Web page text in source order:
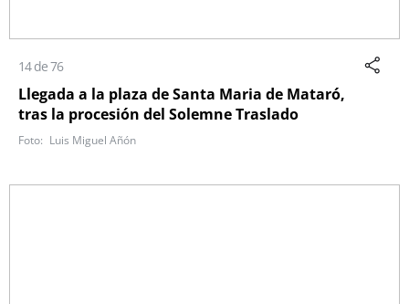
14 de 76
Llegada a la plaza de Santa Maria de Mataró,
tras la procesión del Solemne Traslado
Luis Miguel Añón